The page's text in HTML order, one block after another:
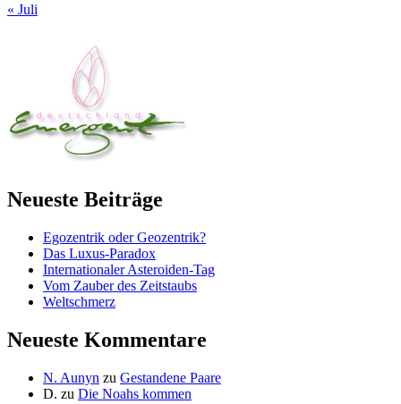
« Juli
Neueste Beiträge
Egozentrik oder Geozentrik?
Das Luxus-Paradox
Internationaler Asteroiden-Tag
Vom Zauber des Zeitstaubs
Weltschmerz
Neueste Kommentare
N. Aunyn zu Gestandene Paare
D. zu Die Noahs kommen